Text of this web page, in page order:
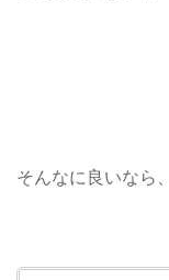
そんなに良いなら